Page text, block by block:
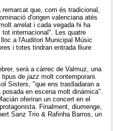
que, com és tradicional,
d'origen valenciana atés
arrelat i cada vegada hi ha
internacional". Les quatre
a l'Auditori Municipal Músic
i totes tindran entrada lliure
serà a càrrec de Valmuz, una
tipus dejazz molt contemporani.
Sisters, "que ens traslladaran a
posada en escena molt dinàmica".
oferiran un concert en el
Finalment, diumenge,
Sanz Trio & Rafinha Barros, un